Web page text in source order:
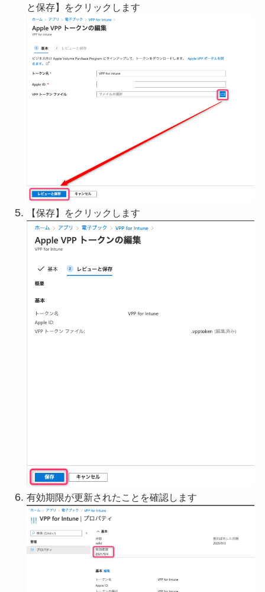
と保存】をクリックします
【保存】をクリックします
有効期限が更新されたことを確認します